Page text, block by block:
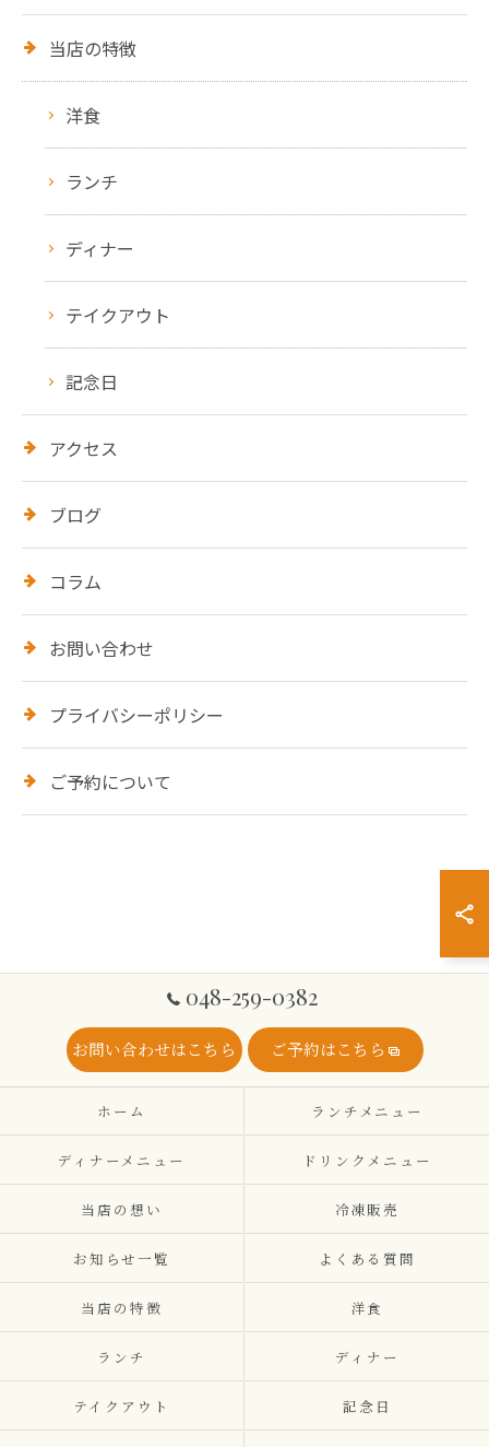
当店の特徴
洋食
ランチ
ディナー
テイクアウト
記念日
アクセス
ブログ
コラム
お問い合わせ
プライバシーポリシー
ご予約について
048-259-0382
お問い合わせはこちら ご予約はこちら
ホーム ランチメニュー
ディナーメニュー ドリンクメニュー
当店の想い 冷凍販売
お知らせ一覧 よくある質問
当店の特徴 洋食
ランチ ディナー
テイクアウト 記念日